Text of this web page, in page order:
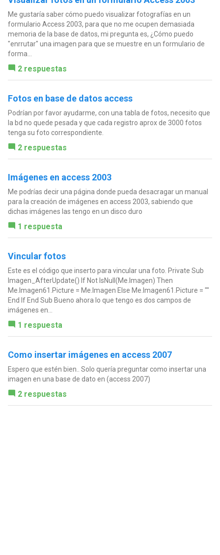
Me gustaría saber cómo puedo visualizar fotografías en un
formulario Access 2003, para que no me ocupen demasiada
memoria de la base de datos, mi pregunta es, ¿Cómo puedo
"enrrutar" una imagen para que se muestre en un formulario de
forma...
2 respuestas
Fotos en base de datos access
Podrían por favor ayudarme, con una tabla de fotos, necesito que
la bd no quede pesada y que cada registro aprox de 3000 fotos
tenga su foto correspondiente.
2 respuestas
Imágenes en access 2003
Me podrías decir una página donde pueda desacragar un manual
para la creación de imágenes en access 2003, sabiendo que
dichas imágenes las tengo en un disco duro
1 respuesta
Vincular fotos
Este es el código que inserto para vincular una foto. Private Sub
Imagen_AfterUpdate() If Not IsNull(Me.Imagen) Then
Me.Imagen61.Picture = Me.Imagen Else Me.Imagen61.Picture = ""
End If End Sub Bueno ahora lo que tengo es dos campos de
imágenes en...
1 respuesta
Como insertar imágenes en access 2007
Espero que estén bien.. Solo quería preguntar como insertar una
imagen en una base de dato en (access 2007)
2 respuestas